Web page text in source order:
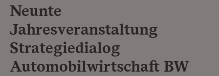
Neunte
Jahresveranstaltung
Strategiedialog
Automobilwirtschaft BW